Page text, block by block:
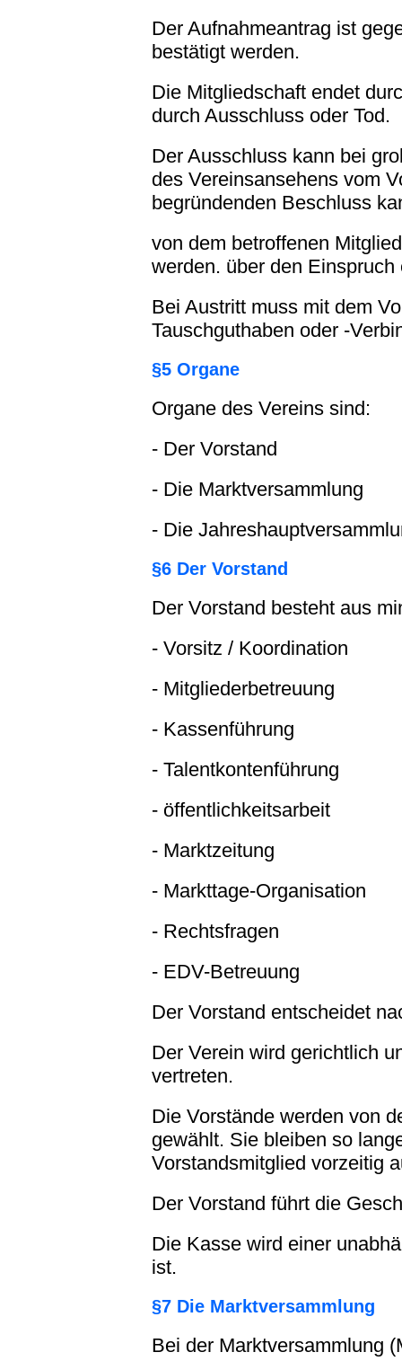
Der Aufnahmeantrag ist
bestätigt werden.
Die Mitgliedschaft endet
durch Ausschluss oder Tod.
Der Ausschluss kann bei
des Vereinsansehens vom
begründenden Beschluss
von dem betroffenen
werden. über den
Bei Austritt muss mit dem
Tauschguthaben oder -
§5 Organe
Organe des Vereins sind:
- Der Vorstand
- Die Marktversammlung
- Die
§6 Der Vorstand
Der Vorstand besteht aus
- Vorsitz / Koordination
- Mitgliederbetreuung
- Kassenführung
- Talentkontenführung
- öffentlichkeitsarbeit
- Marktzeitung
- Markttage-Organisation
- Rechtsfragen
- EDV-Betreuung
Der Vorstand entscheidet
Der Verein wird gerichtlich
vertreten.
Die Vorstände werden von
gewählt. Sie bleiben so
Vorstandsmitglied vorzeitig
Der Vorstand führt die
Die Kasse wird einer
ist.
§7 Die Marktversammlung
Bei der Marktversammlung